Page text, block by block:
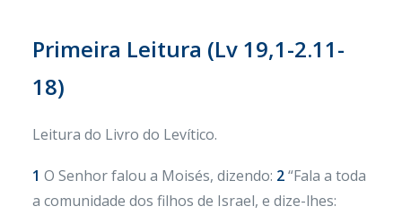
Primeira Leitura (Lv 19,1-2.11-
18)
Leitura do Livro do Levítico.
1 O Senhor falou a Moisés, dizendo: 2“Fala a toda
a comunidade dos filhos de Israel, e dize-lhes: